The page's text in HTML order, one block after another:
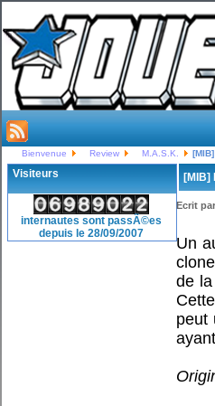
Bienvenue Review M.A.S.K.
Visiteurs
internautes sont passÃ©es
depuis le 28/09/2007
[MIB]
Ecrit par
Un
de
peut